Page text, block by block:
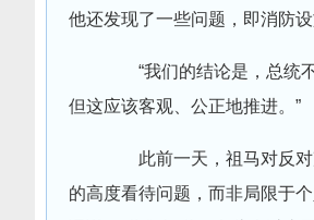
他还发现了一些问题，即消防
“我们的结论是，总统不
但这应该客观、公正地推进。”
此前一天，祖马对反对
的高度看待问题，而非局限于